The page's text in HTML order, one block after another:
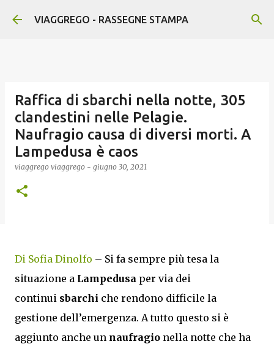
Passa ai contenuti principali
VIAGGREGO - RASSEGNE STAMPA
Raffica di sbarchi nella notte, 305
clandestini nelle Pelagie.
Naufragio causa di diversi morti. A
Lampedusa è caos
viaggrego viaggrego - giugno 30, 2021
Di Sofia Dinolfo – Si fa sempre più tesa la
situazione a Lampedusa per via dei
continui sbarchi che rendono difficile la
gestione dell’emergenza. A tutto questo si è
aggiunto anche un naufragio nella notte che ha